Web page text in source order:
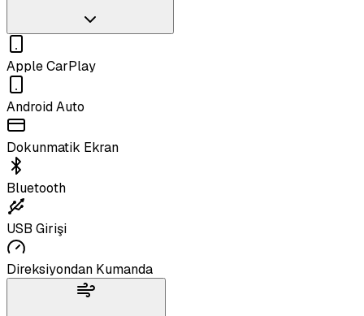
Apple CarPlay
Android Auto
Dokunmatik Ekran
Bluetooth
USB Girişi
Direksiyondan Kumanda